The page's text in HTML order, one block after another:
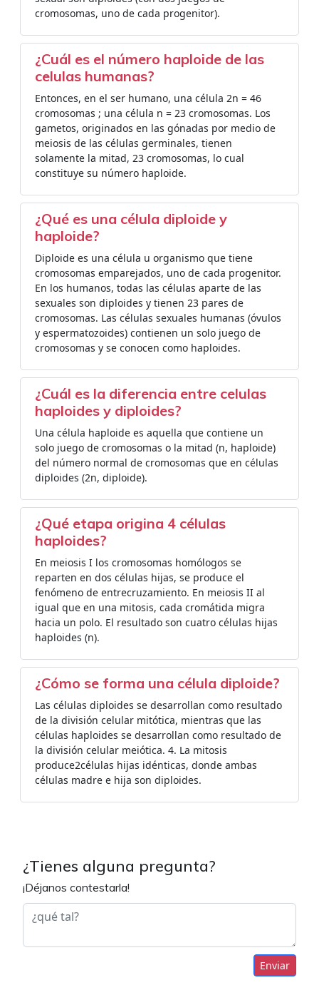
cromosomas, uno de cada progenitor).
¿Cuál es el número haploide de las
celulas humanas?
Entonces, en el ser humano, una célula 2n = 46
cromosomas ; una célula n = 23 cromosomas. Los
gametos, originados en las gónadas por medio de
meiosis de las células germinales, tienen
solamente la mitad, 23 cromosomas, lo cual
constituye su número haploide.
¿Qué es una célula diploide y
haploide?
Diploide es una célula u organismo que tiene
cromosomas emparejados, uno de cada progenitor.
En los humanos, todas las células aparte de las
sexuales son diploides y tienen 23 pares de
cromosomas. Las células sexuales humanas (óvulos
y espermatozoides) contienen un solo juego de
cromosomas y se conocen como haploides.
¿Cuál es la diferencia entre celulas
haploides y diploides?
Una célula haploide es aquella que contiene un
solo juego de cromosomas o la mitad (n, haploide)
del número normal de cromosomas que en células
diploides (2n, diploide).
¿Qué etapa origina 4 células
haploides?
En meiosis I los cromosomas homólogos se
reparten en dos células hijas, se produce el
fenómeno de entrecruzamiento. En meiosis II al
igual que en una mitosis, cada cromátida migra
hacia un polo. El resultado son cuatro células hijas
haploides (n).
¿Cómo se forma una célula diploide?
Las células diploides se desarrollan como resultado
de la división celular mitótica, mientras que las
células haploides se desarrollan como resultado de
la división celular meiótica. 4. La mitosis
produce2células hijas idénticas, donde ambas
células madre e hija son diploides.
¿Tienes alguna pregunta?
¡Déjanos contestarla!
Enviar